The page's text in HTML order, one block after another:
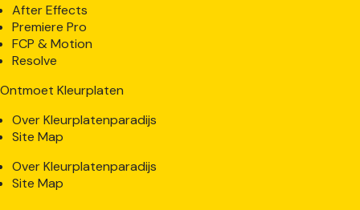
After Effects
Premiere Pro
FCP & Motion
Resolve
Ontmoet Kleurplaten
Over Kleurplatenparadijs
Site Map
Over Kleurplatenparadijs
Site Map